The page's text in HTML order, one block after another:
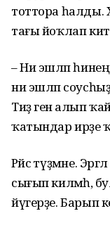
тоттора һалды.
тағы йоҡлап
– Ни эшләп
ни эшләп
Тиҙ генә алып
ҡатындар ирҙе
Рәйсә түҙмәне.
сығып килмәһә,
йүгерҙе. Барып